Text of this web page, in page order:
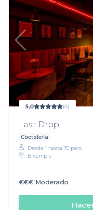
5,0 (6)
Last Drop
Coctelería
Desde 1 hasta 70 pers.
Eixample
€€€ Moderado